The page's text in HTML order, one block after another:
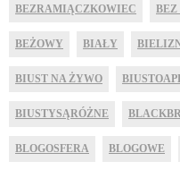
BEZRAMIĄCZKOWIEC BEZ
BEŻOWY BIAŁY
BIUST NA ŻYWO
BIUSTYSĄRÓŻNE
BLOGOSFERA BLOGOWE